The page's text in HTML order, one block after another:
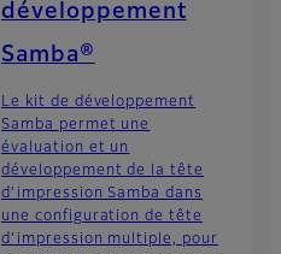
développement
Samba®
Le kit de développement
Samba permet une
évaluation et un
développement de la tête
d’impression Samba dans
une configuration de tête
d’impression multiple, pour